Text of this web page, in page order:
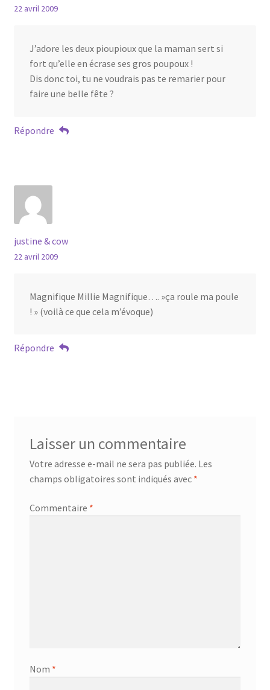
22 avril 2009
J’adore les deux pioupioux que la maman sert si
fort qu’elle en écrase ses gros poupoux !
Dis donc toi, tu ne voudrais pas te remarier pour
faire une belle fête ?
Répondre
justine & cow
22 avril 2009
Magnifique Millie Magnifique…. »ça roule ma poule
! » (voilà ce que cela m’évoque)
Répondre
Laisser un commentaire
Votre adresse e-mail ne sera pas publiée. Les
champs obligatoires sont indiqués avec *
Commentaire *
Nom *